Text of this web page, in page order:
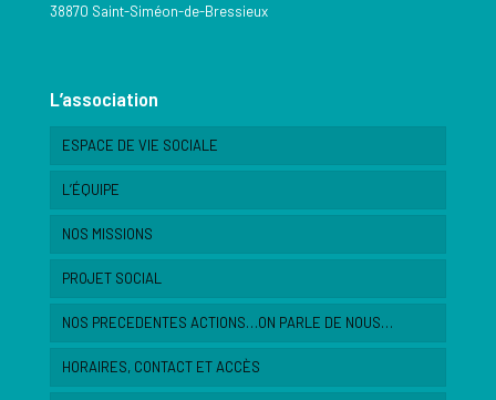
38870 Saint-Siméon-de-Bressieux
L’association
ESPACE DE VIE SOCIALE
L’ÉQUIPE
NOS MISSIONS
PROJET SOCIAL
NOS PRECEDENTES ACTIONS…ON PARLE DE NOUS…
HORAIRES, CONTACT ET ACCÈS